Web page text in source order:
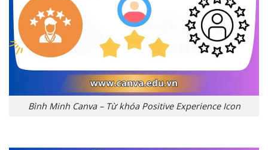
Bình Minh Canva – Từ khóa Positive Experience Icon